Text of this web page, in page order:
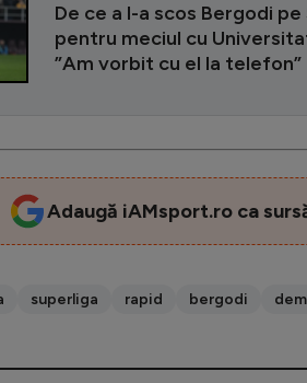
De ce a l-a scos Bergodi pe
pentru meciul cu
”Am vorbit cu el la telefon”
Adaugă iAMsport.ro ca
superliga rapid bergodi